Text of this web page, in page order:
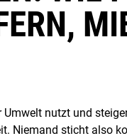
nutzt und
Niemand sticht also